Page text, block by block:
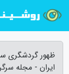
ظهور گردشگری
ایران - مجله